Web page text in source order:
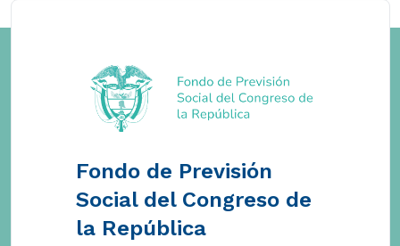
Fondo de Previsión
Social del Congreso de
la República